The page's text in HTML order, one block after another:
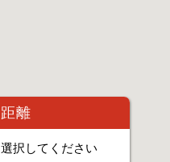
距離
選択してください